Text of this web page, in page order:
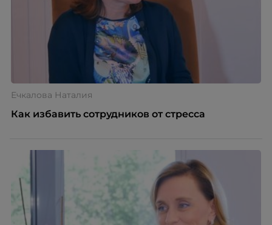
Ечкалова Наталия
Как избавить сотрудников от стресса